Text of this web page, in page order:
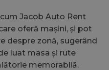
Jacob Auto Rent
oferă mașini, și pot
despre zonă, sugerând
luat masa și rute
memorabilă.